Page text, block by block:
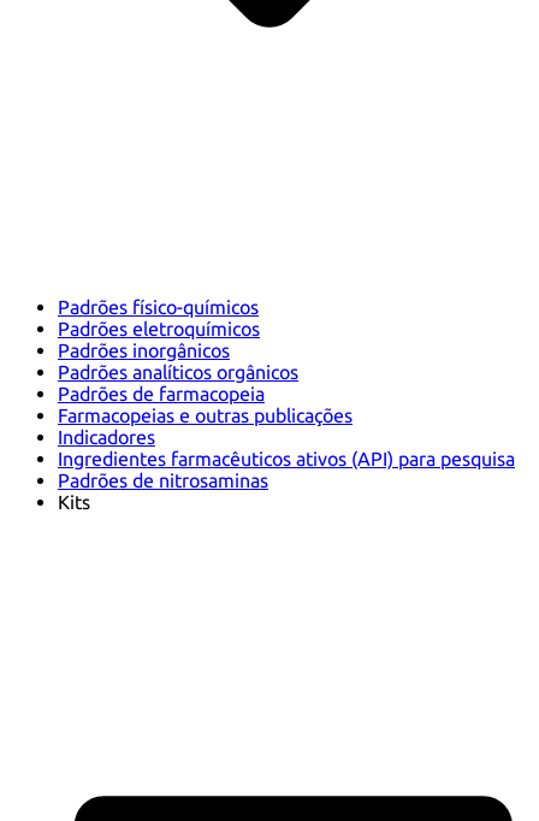
Padrões físico-químicos
Padrões eletroquímicos
Padrões inorgânicos
Padrões analíticos orgânicos
Padrões de farmacopeia
Farmacopeias e outras publicações
Indicadores
Ingredientes farmacêuticos ativos (API) para pesquisa
Padrões de nitrosaminas
Kits